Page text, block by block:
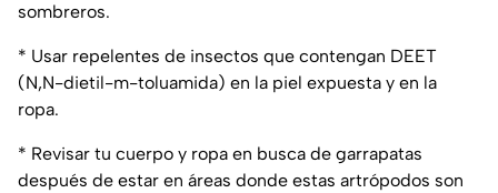
sombreros.
* Usar repelentes de insectos que contengan DEET
(N,N-dietil-m-toluamida) en la piel expuesta y en la
ropa.
* Revisar tu cuerpo y ropa en busca de garrapatas
después de estar en áreas donde estas artrópodos son